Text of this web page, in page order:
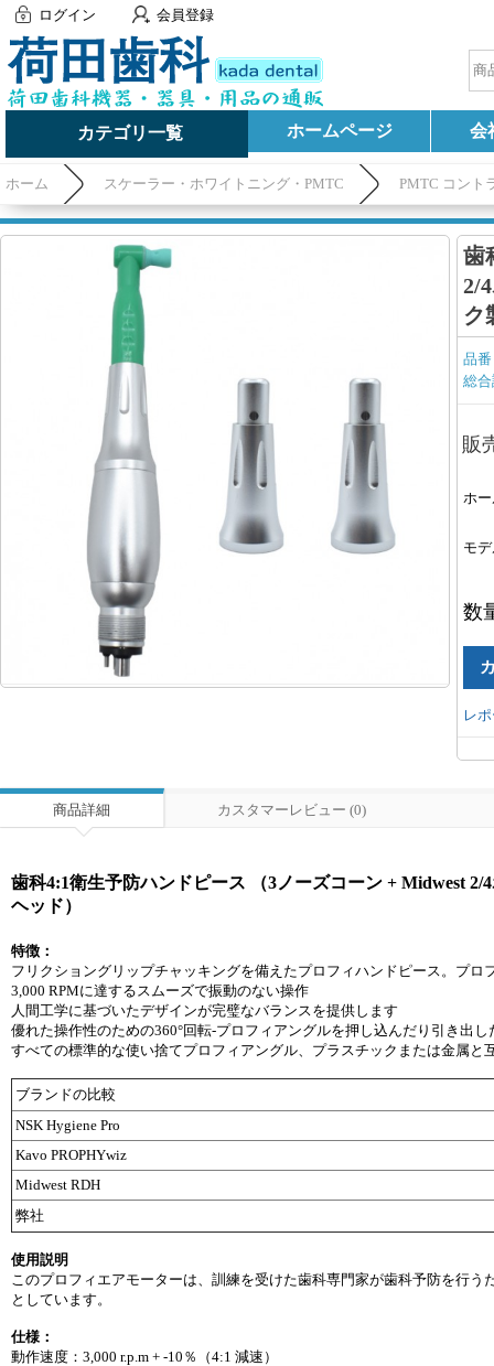
ログイン 会員登録
カテゴリ一覧 ホームページ 会
ホーム スケーラー・ホワイトニング・PMTC PMTC コント
用ヘッド）
歯
2/
ク
品
総
販
ホ
モ
数
レ
商品詳細 カスタマーレビュー (0)
歯科4:1衛生予防ハンドピース （3ノーズコーン + Midwest
ヘッド）
特徴：
フリクショングリップチャッキングを備えたプロフィハンドピース。プ
3,000 RPMに達するスムーズで振動のない操作
人間工学に基づいたデザインが完璧なバランスを提供します
優れた操作性のための360°回転-プロフィアングルを押し込んだり引き出
すべての標準的な使い捨てプロフィアングル、プラスチックまたは金属と
ブランドの比較
NSK Hygiene Pro
Kavo PROPHYwiz
Midwest RDH
弊社
使用説明
このプロフィエアモーターは、訓練を受けた歯科専門家が歯科予防を行
としています。
仕様：
動作速度：3,000 r.p.m + -10％（4:1 減速）